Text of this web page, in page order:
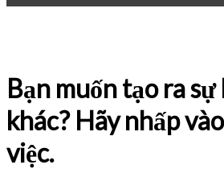
Bạn muốn tạo ra
khác? Hãy nhấp
việc.